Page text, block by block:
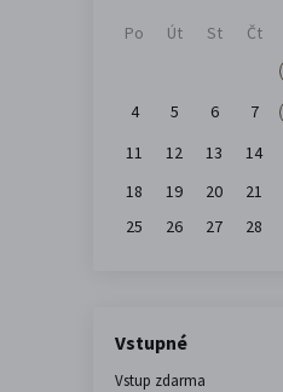
Po Út St Čt
4
5 6 7
11
12 13 14
18
19 20 21
25
26 27 28
Vstupné
Vstup zdarma